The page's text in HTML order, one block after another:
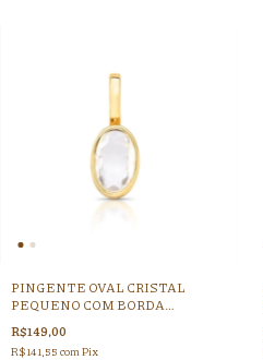
PINGENTE OVAL CRISTAL
PEQUENO COM BORDA
DOURADO - (CORDAO GROSSO -
FECHO CLICK)
R$149,00
R$141,55 com Pix